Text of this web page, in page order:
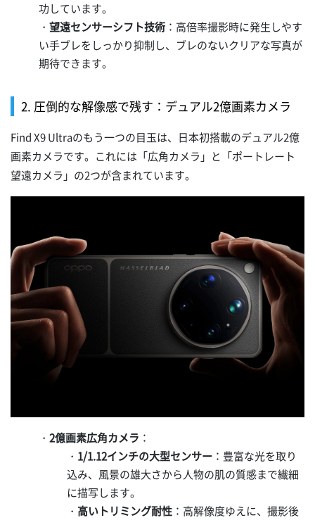
功しています。
・ 望遠センサーシフト技術 ：高倍率撮影時に発生しやす
い手ブレをしっかり抑制し、ブレのないクリアな写真が
期待できます。
2. 圧倒的な解像感で残す：デュアル2億画素カメラ
Find X9 Ultraのもう一つの目玉は、日本初搭載のデュアル2億
画素カメラです。これには「広角カメラ」と「ポートレート
望遠カメラ」の2つが含まれています。
・ 2億画素広角カメラ ：
・ 1/1.12インチの大型センサー ：豊富な光を取り
込み、風景の雄大さから人物の肌の質感まで繊細
に描写します。
・ 高いトリミング耐性 ：高解像度ゆえに、撮影後